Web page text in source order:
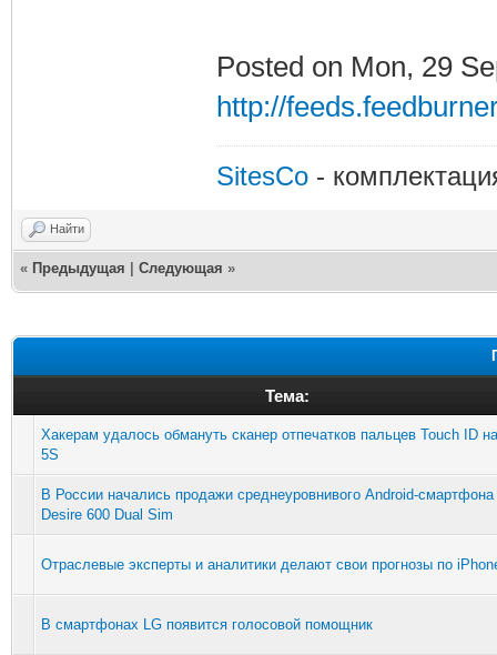
Posted on Mon, 29
http://
SitesCo-
Найти
« Предыдущая Следующая »
Тема:
Хакерам удалось обмануть сканер отпечатков пальцев Touch ID
5S
В России начались продажи среднеуровнивого Android-смартфона
Desire 600 Dual Sim
Отраслевые эксперты и аналитики делают свои прогнозы по
В смартфонах LG появится голосовой помощник